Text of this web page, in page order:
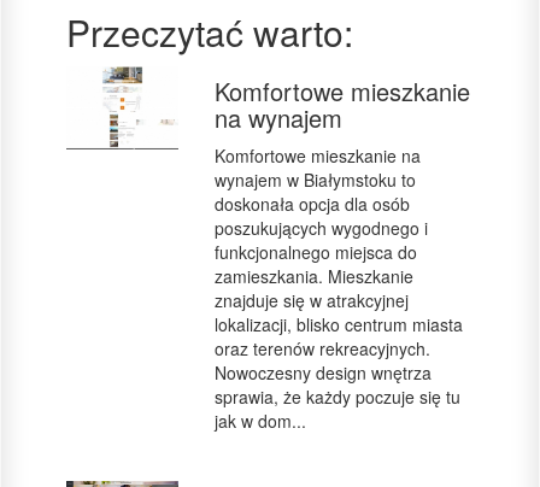
Przeczytać warto:
Komfortowe mieszkanie
na wynajem
Komfortowe mieszkanie na
wynajem w Białymstoku to
doskonała opcja dla osób
poszukujących wygodnego i
funkcjonalnego miejsca do
zamieszkania. Mieszkanie
znajduje się w atrakcyjnej
lokalizacji, blisko centrum miasta
oraz terenów rekreacyjnych.
Nowoczesny design wnętrza
sprawia, że każdy poczuje się tu
jak w dom...